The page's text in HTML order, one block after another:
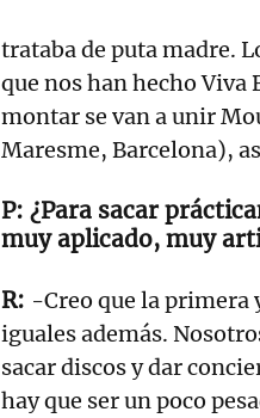
trataba de puta madre.
que nos han hecho Viva
montar se van a unir
Maresme, Barcelona),
¿Para sacar
muy aplicado, muy
-Creo que la primera
iguales además.
sacar discos y dar
hay que ser un poco